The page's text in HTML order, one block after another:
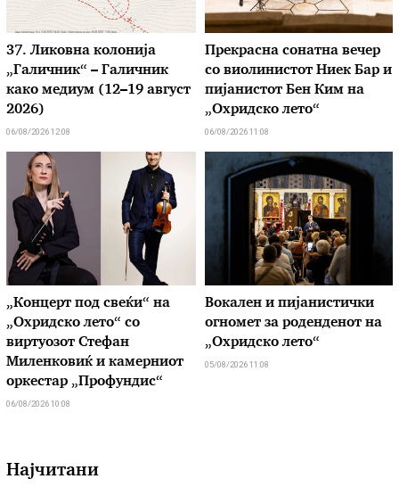
37. Ликовна колонија
„Галичник“ – Галичник
како медиум (12–19 август
2026)
06/08/2026 12:08
Прекрасна сонатна вечер
со виолинистот Ниек Бар и
пијанистот Бен Ким на
„Охридско лето“
06/08/2026 11:08
„Концерт под свеќи“ на
„Охридско лето“ со
виртуозот Стефан
Миленковиќ и камерниот
оркестар „Профундис“
06/08/2026 10:08
Вокален и пијанистички
огномет за роденденот на
„Охридско лето“
05/08/2026 11:08
Најчитани